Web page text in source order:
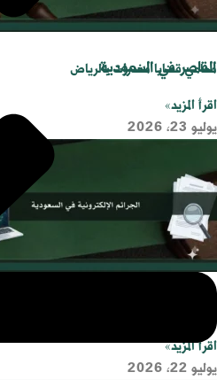
محامي قضايا مخدرات بالرياض
القاصر في السعودية
اقرأ المزيد»
يوليو 23, 2026
اقرأ المزيد»
يوليو 22, 2026